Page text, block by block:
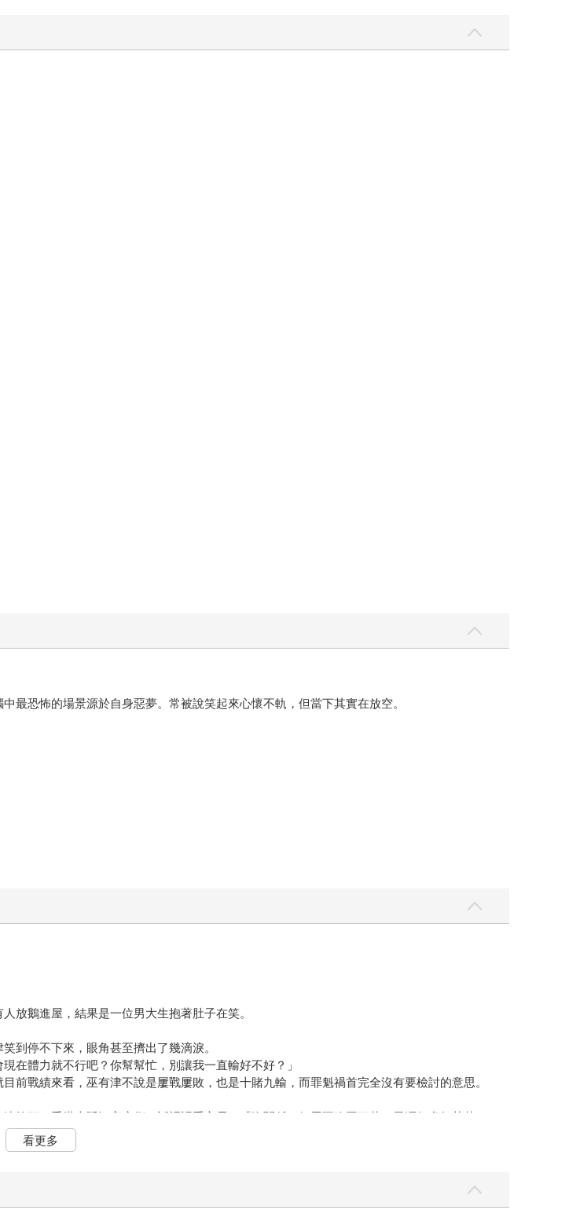
最恐怖的場景源於自身惡夢。常被說笑起來心懷不軌，但當下其實在放空。
鵝進屋，結果是一位男大生抱著肚子在笑。
到停不下來，眼角甚至擠出了幾滴淚。
在體力就不行吧？你幫幫忙，別讓我一直輸好不好？」
前戰績來看，巫有津不說是屢戰屢敗，也是十賭九輸，而罪魁禍首完全沒有要檢討的意思。
搖頭，手搭上延江宇肩側，話裡語重心長，「沒關係，好馬不吃回頭草，天涯何處無芳草！
得最大聲，你以為我沒聽見？把手拿開。」
他出去禍害別人。」
看更多